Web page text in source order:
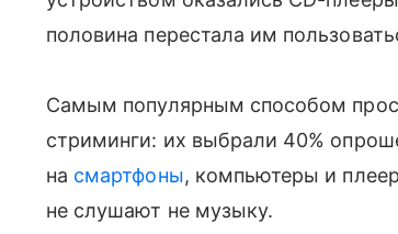
половина перестала им
Самым популярным способом
стриминги: их выбрали 40%
на смартфоны, компьютеры и
не слушают не музыку.